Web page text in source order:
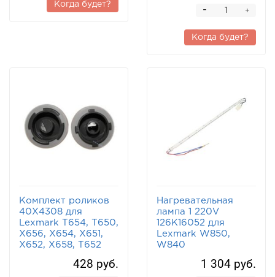
Когда будет?
+
-
Когда будет?
Комплект роликов
40X4308 для
Lexmark T654, T650,
X656, X654, X651,
X652, X658, T652
428 руб.
Нагревательная
лампа 1 220V
126K16052 для
Lexmark W850,
W840
1 304 руб.